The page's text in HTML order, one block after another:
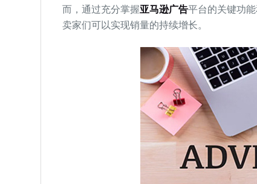
而，通过充分掌握亚马逊广告平台的关键功
卖家们可以实现销量的持续增长。